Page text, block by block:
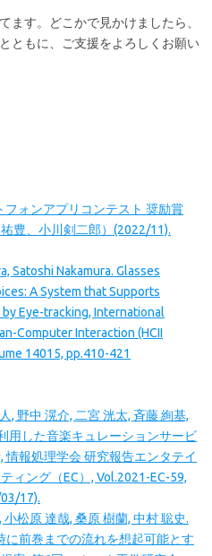
ます。どこかで見かけましたら、
ともに、ご支援をよろしくお願い
フォンアプリコンテスト 奨励賞
祐豊、小川剣二郎）(2022/11).
Satoshi Nakamura. Glasses
A System that Supports
Eye-tracking, International
Computer Interaction (HCII
14015, pp.410-421
, 野中 滉介, 二宮 洸太, 斉藤 絢基,
用した音楽キュレーションサービ
情報処理学会 研究報告エンタテイ
ィング（EC）, Vol.2021-EC-59,
17).
松原 達哉, 桑原 樹蘭, 中村 聡史.
に前巻までの流れを想起可能とす